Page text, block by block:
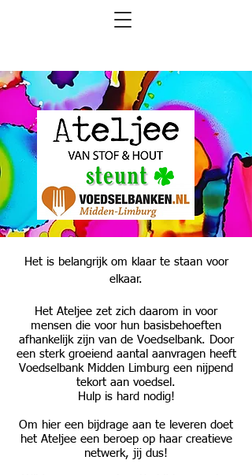
voor VOEDSELBANK
Het is belangrijk om klaar te staan voor
elkaar.
Het Ateljee zet zich daarom in voor
mensen die voor hun basisbehoeften
afhankelijk zijn van de Voedselbank. Door
een sterk groeiend aantal aanvragen heeft
Voedselbank Midden Limburg een nijpend
tekort aan voedsel.
Hulp is hard nodig!
Om hier een bijdrage aan te leveren doet
het Ateljee een beroep op haar creatieve
netwerk, jij dus!